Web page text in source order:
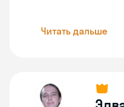
Читать дальше